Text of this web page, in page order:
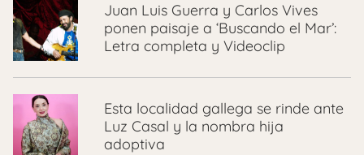
Juan Luis Guerra y Carlos Vives
ponen paisaje a ‘Buscando el Mar’:
Letra completa y Videoclip
Esta localidad gallega se rinde ante
Luz Casal y la nombra hija
adoptiva